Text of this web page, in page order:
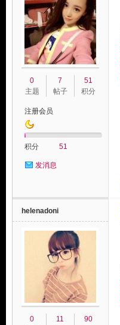
0
主题
7
帖子
51
积分
注册会员
积分 51
发消息
helenadoni
0
11
90